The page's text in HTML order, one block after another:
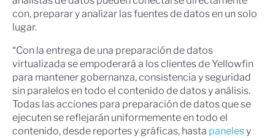
con, preparar y analizar las fuentes de datos en un solo
lugar.
“Con la entrega de una preparación de datos
virtualizada se empoderará a los clientes de Yellowfin
para mantener gobernanza, consistencia y seguridad
sin paralelos en todo el contenido de datos y análisis.
Todas las acciones para preparación de datos que se
ejecuten se reflejarán uniformemente en todo el
contenido, desde reportes y gráficas, hasta panelesy